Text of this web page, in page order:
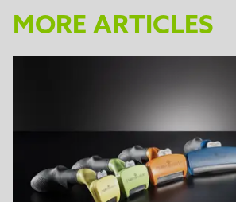
MORE ARTICLES